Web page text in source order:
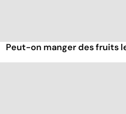
Peut-on manger des fruits